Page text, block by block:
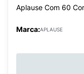
Aplause Com 60
Marca:APLAUSE